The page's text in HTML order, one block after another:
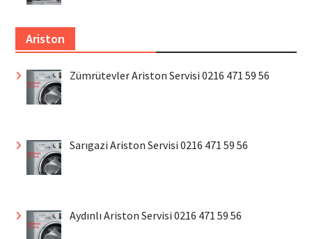
Ariston
Zümrütevler Ariston Servisi 0216 471 59 56
Sarıgazi Ariston Servisi 0216 471 59 56
Aydınlı Ariston Servisi 0216 471 59 56